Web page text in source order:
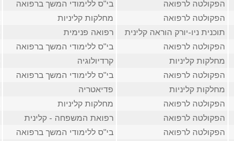
הפקולטה לרפואה
בי"ס ללימודי המשך ברפואה
הפקולטה לרפואה מחלקות קליניות
תוכנית ניו-יורק הוראה קלינית
רפואה פנימית
הפקולטה לרפואה
בי"ס ללימודי המשך ברפואה
מחלקות קליניות
קרדיולוגיה
הפקולטה לרפואה
בי"ס ללימודי המשך ברפואה
מחלקות קליניות
פדיאטריה
הפקולטה לרפואה מחלקות קליניות
הפקולטה לרפואה רפואת המשפחה - קלינית
הפקולטה לרפואה
בי"ס ללימודי המשך ברפואה